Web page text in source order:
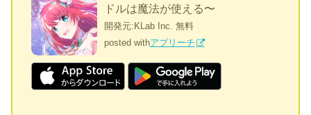
ドルは魔法が使える〜
開発元:KLab Inc. 無料
posted withアプリーチ